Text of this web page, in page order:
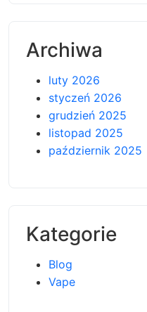
Archiwa
luty 2026
styczeń 2026
grudzień 2025
listopad 2025
październik 2025
Kategorie
Blog
Vape